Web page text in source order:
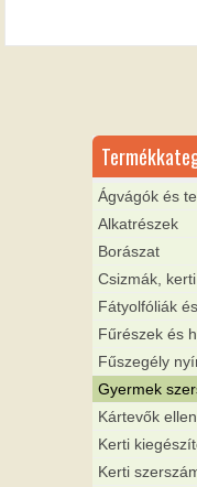
Ágvágók és
Alkatrészek
Borászat
Csizmák,
Fátyolfóliák
Fűrészek és
Fűszegély
Gyermek
Kártevők
Kerti
Kerti